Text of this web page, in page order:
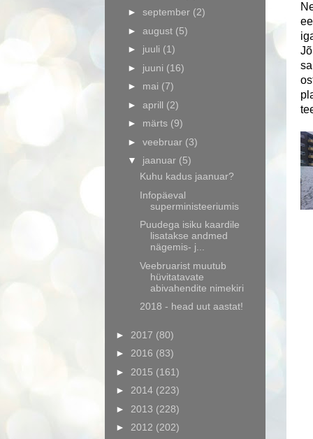
► september (2)
► august (5)
► juuli (1)
► juuni (16)
► mai (7)
► aprill (2)
► märts (9)
► veebruar (3)
▼ jaanuar (5)
Kuhu kadus jaanuar?
Infopäeval
superministeeriumis
Puudega isiku kaardile
lisatakse andmed
nägemis- j...
Veebruarist muutub
hüvitatavate
abivahendite nimekiri
2018 - head uut aastat!
► 2017 (80)
► 2016 (83)
► 2015 (161)
► 2014 (223)
► 2013 (228)
► 2012 (202)